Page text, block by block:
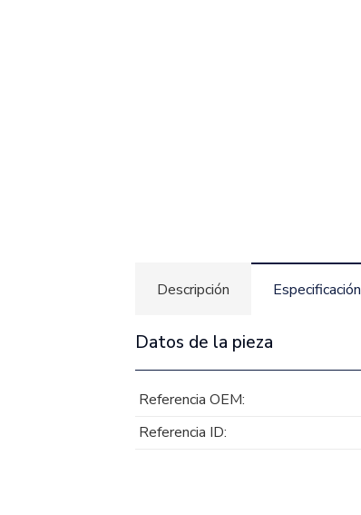
Descripción Especificación
Datos de la pieza
Referencia OEM:
Referencia ID: